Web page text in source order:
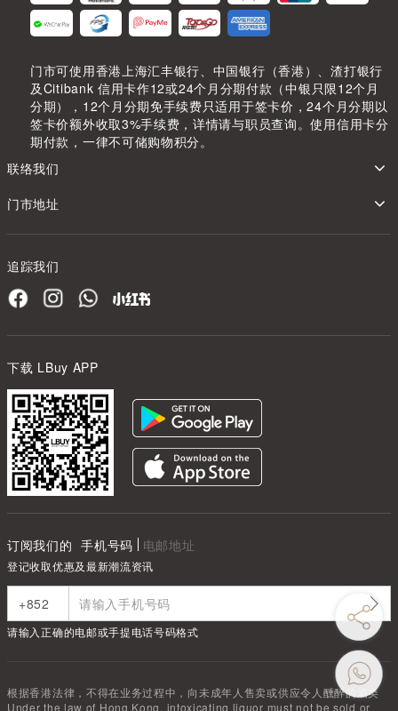
门市可使用香港上海汇丰银行、中国银行（香港）、渣打银行
及Citibank 信用卡作12或24个月分期付款（中银只限12个月
分期），12个月分期免手续费只适用于签卡价，24个月分期以
签卡价额外收取3%手续费，详情请与职员查询。使用信用卡分
期付款，一律不可储购物积分。
联络我们
门市地址
追踪我们
下载 LBuy APP
订阅我们的 手机号码 电邮地址
登记收取优惠及最新潮流资讯
请输入正确的电邮或手提电话号码格式
根据香港法律，不得在业务过程中，向未成年人售卖或供应令人醺醉的酒类
Under the law of Hong Kong, intoxicating liquor must not be sold or